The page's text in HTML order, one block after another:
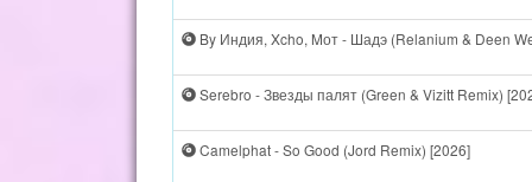
By Индия, Xcho, Mот - Шадэ (Relanium & Deen
Serebro - Звезды палят (Green & Vizitt Remix)
Camelphat - So Good (Jord Remix) [2026]